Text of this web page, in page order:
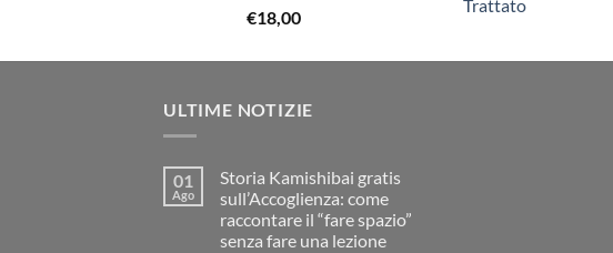
€18,00
Trattato
ULTIME NOTIZIE
01
Ago
Storia Kamishibai gratis
sull’Accoglienza: come
raccontare il “fare spazio”
senza fare una lezione